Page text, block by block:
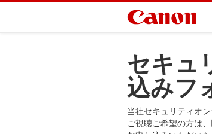
セキュ
込みフ
当社セキュリティオ
ご視聴ご希望の方は